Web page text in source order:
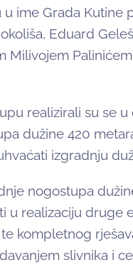
u ime Grada Kutine
Eduard
Milivojem
realizirali su se
dužine 420
izgradnju
nogostupa
u realizaciju druge
te kompletnog
slivnika i